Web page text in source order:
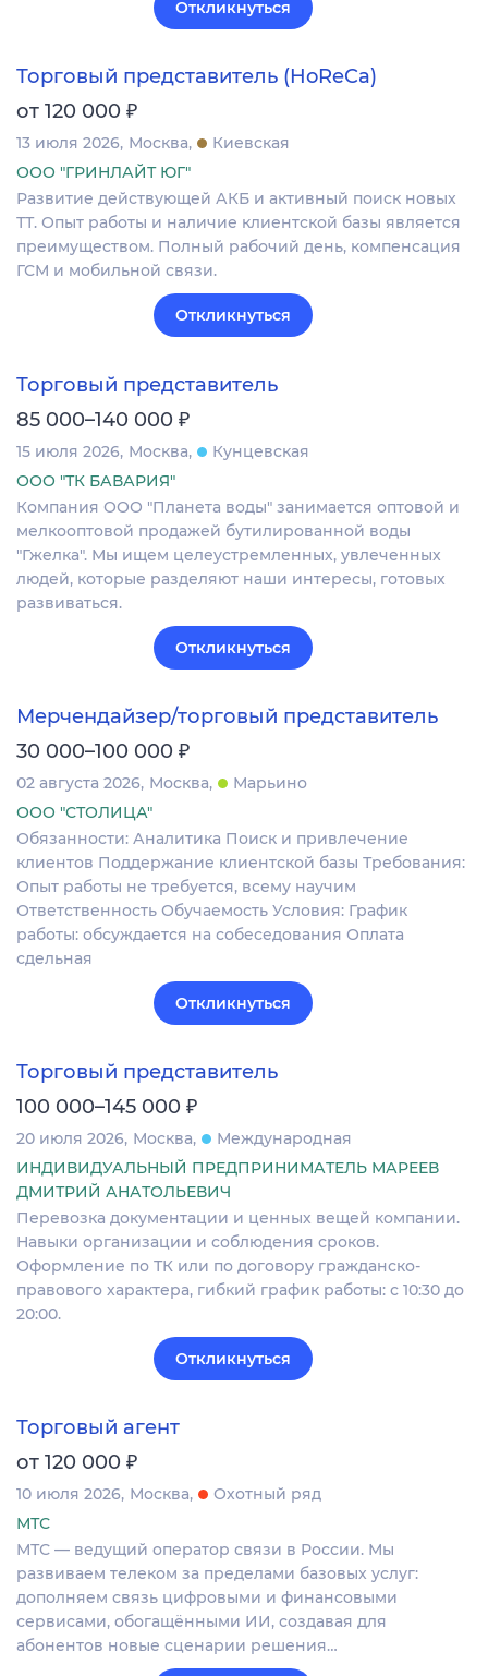
Откликнуться
Торговый представитель (HoReCa)
от 120 000 ₽
13 июля 2026 Москва
Киевская
ООО "ГРИНЛАЙТ ЮГ"
Развитие действующей АКБ и активный поиск новых
ТТ. Опыт работы и наличие клиентской базы является
преимуществом. Полный рабочий день, компенсация
ГСМ и мобильной связи.
Откликнуться
Торговый представитель
85 000–140 000 ₽
15 июля 2026 Москва
Кунцевская
ООО "ТК БАВАРИЯ"
Компания ООО "Планета воды" занимается оптовой и
мелкооптовой продажей бутилированной воды
"Гжелка". Мы ищем целеустремленных, увлеченных
людей, которые разделяют наши интересы, готовых
развиваться.
Откликнуться
Мерчендайзер/торговый представитель
30 000–100 000 ₽
02 августа 2026 Москва
Марьино
ООО "СТОЛИЦА"
Обязанности: Аналитика Поиск и привлечение
клиентов Поддержание клиентской базы Требования:
Опыт работы не требуется, всему научим
Ответственность Обучаемость Условия: График
работы: обсуждается на собеседования Оплата
сдельная
Откликнуться
Торговый представитель
100 000–145 000 ₽
20 июля 2026 Москва
Международная
ИНДИВИДУАЛЬНЫЙ ПРЕДПРИНИМАТЕЛЬ МАРЕЕВ
ДМИТРИЙ АНАТОЛЬЕВИЧ
Перевозка документации и ценных вещей компании.
Навыки организации и соблюдения сроков.
Оформление по ТК или по договору гражданско-
правового характера, гибкий график работы: с 10:30 до
20:00.
Откликнуться
Торговый агент
от 120 000 ₽
10 июля 2026 Москва
Охотный ряд
МТС
МТС — ведущий оператор связи в России. Мы
развиваем телеком за пределами базовых услуг:
дополняем связь цифровыми и финансовыми
сервисами, обогащёнными ИИ, создавая для
абонентов новые сценарии решения…